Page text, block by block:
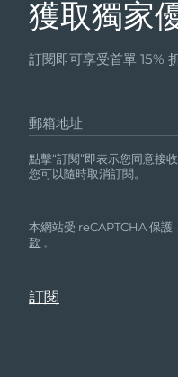
獲取獨家
訂閱即可享受首單 15%
郵箱地址
點擊“訂閱”即表示您同意接
您可以隨時取消訂閱。
本網站受 reCAPTCHA 保
款 。